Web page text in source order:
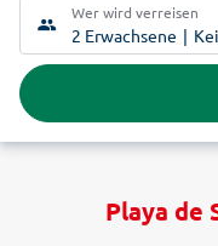
Wer wird verreisen
2 Erwachsene
Playa de